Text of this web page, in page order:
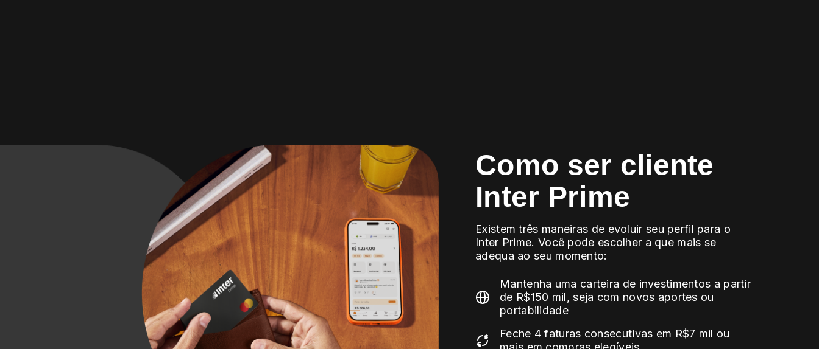
Como ser cliente
Inter Prime
Existem três maneiras de evoluir seu perfil para o
Inter Prime. Você pode escolher a que mais se
adequa ao seu momento:
Mantenha uma carteira de investimentos a partir
de R$150 mil, seja com novos aportes ou
portabilidade
Feche 4 faturas consecutivas em R$7 mil ou